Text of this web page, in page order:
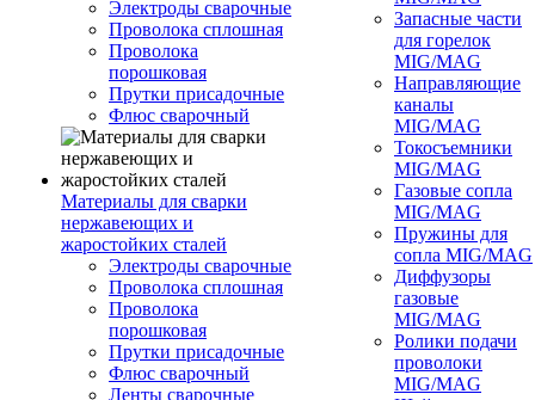
Электроды сварочные
Проволока сплошная
Проволока
порошковая
Прутки присадочные
Флюс сварочный
Материалы для сварки
нержавеющих и
жаростойких сталей
Электроды сварочные
Проволока сплошная
Проволока
порошковая
Прутки присадочные
Флюс сварочный
Ленты сварочные
Запасные части
для горелок
MIG/MAG
Направляющие
каналы
MIG/MAG
Токосъемники
MIG/MAG
Газовые сопла
MIG/MAG
Пружины для
сопла MIG/MAG
Диффузоры
газовые
MIG/MAG
Ролики подачи
проволоки
MIG/MAG